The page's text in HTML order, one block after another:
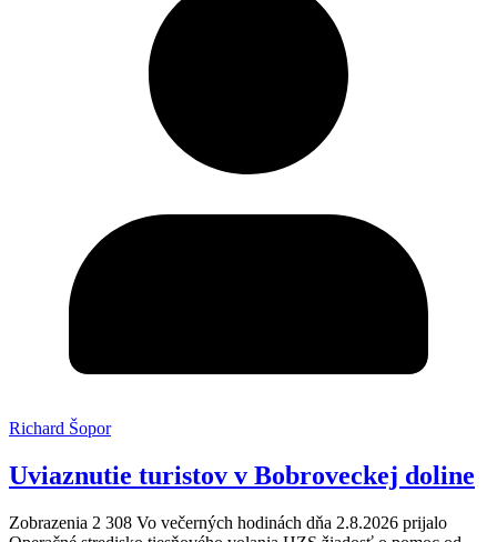
Richard Šopor
Uviaznutie turistov v Bobroveckej doline
Zobrazenia 2 308 Vo večerných hodinách dňa 2.8.2026 prijalo